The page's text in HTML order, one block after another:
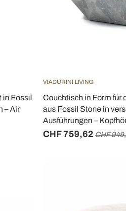
in Fossil
– Air
VIADURINI LIVING
Couchtisch in Form für
aus Fossil Stone in
Ausführungen –
CHF 759,62 CHF